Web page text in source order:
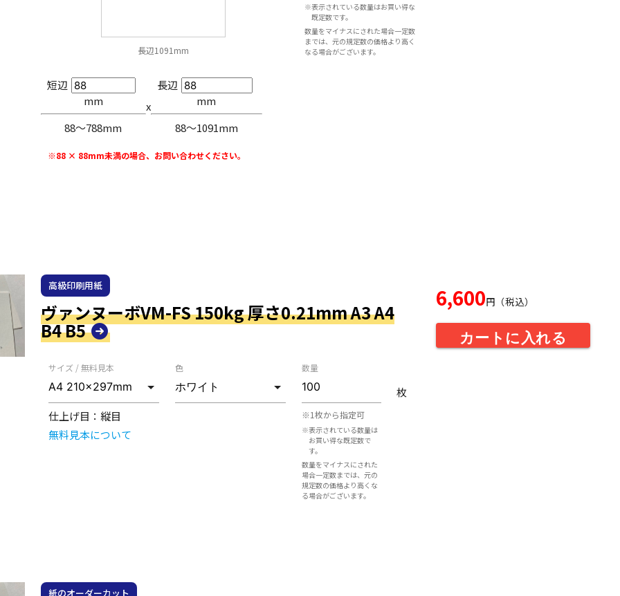
長辺1091mm
※表示されている数量はお買い得な
既定数です。
数量をマイナスにされた場合一定数
までは、元の規定数の価格より高く
なる場合がございます。
短辺
mm
88〜788mm
x
長辺
mm
88〜1091mm
※88 × 88mm未満の場合、お問い合わせください。
高級印刷用紙
ヴァンヌーボVM-FS 150kg 厚さ0.21mm A3 A4
B4 B5
サイズ / 無料見本
仕上げ目： 縦目
無料見本について
色 数量
※1枚から指定可
※表示されている数量は
お買い得な既定数で
す。
数量をマイナスにされた
場合一定数までは、元の
規定数の価格より高くな
る場合がございます。
枚
6,600円（税込）
カートに入れる
紙のオーダーカット